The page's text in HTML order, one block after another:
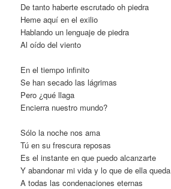
De tanto haberte escrutado oh piedra
Heme aquí en el exilio
Hablando un lenguaje de piedra
Al oído del viento
En el tiempo infinito
Se han secado las lágrimas
Pero ¿qué llaga
Encierra nuestro mundo?
Sólo la noche nos ama
Tú en su frescura reposas
Es el instante en que puedo alcanzarte
Y abandonar mi vida y lo que de ella queda
A todas las condenaciones eternas